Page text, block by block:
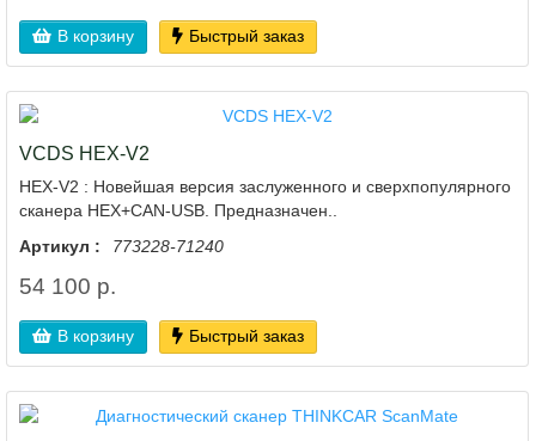
В корзину Быстрый заказ
VCDS HEX-V2
HEX-V2 : Новейшая версия заслуженного и сверхпопулярного
сканера HEX+CAN-USB. Предназначен..
Артикул :
773228-71240
54 100 р.
В корзину Быстрый заказ